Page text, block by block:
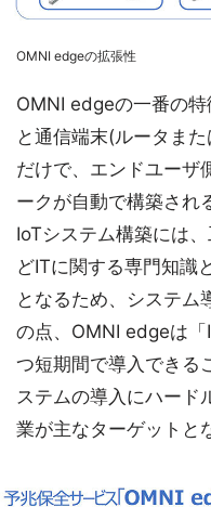
OMNI edgeの拡張性
OMNI edgeの一番の
と通信端末(ルータま
だけで、エンドユーザ
ークが自動で構築され
IoTシステム構築には
どITに関する専門知識
となるため、システム
の点、OMNI edgeは
つ短期間で導入できる
ステムの導入にハード
業が主なターゲットと